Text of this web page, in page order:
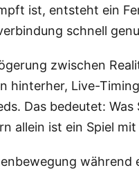
ist, entsteht ein
schnell
zwischen
hinterher, Live-
Das bedeutet:
allein ist ein Spiel
während